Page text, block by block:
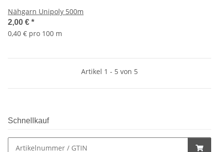
Nähgarn Unipoly 500m
2,00 € *
0,40 € pro 100 m
Artikel 1 - 5 von 5
Schnellkauf